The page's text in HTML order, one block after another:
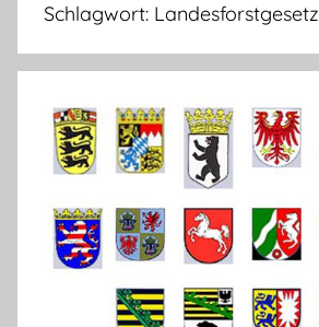
Naturerlebnisse
Schlagwort: Landesforstgesetz